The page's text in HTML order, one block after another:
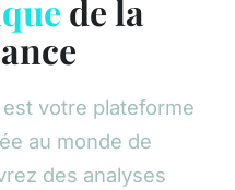
de la
votre plateforme
au monde de
des analyses